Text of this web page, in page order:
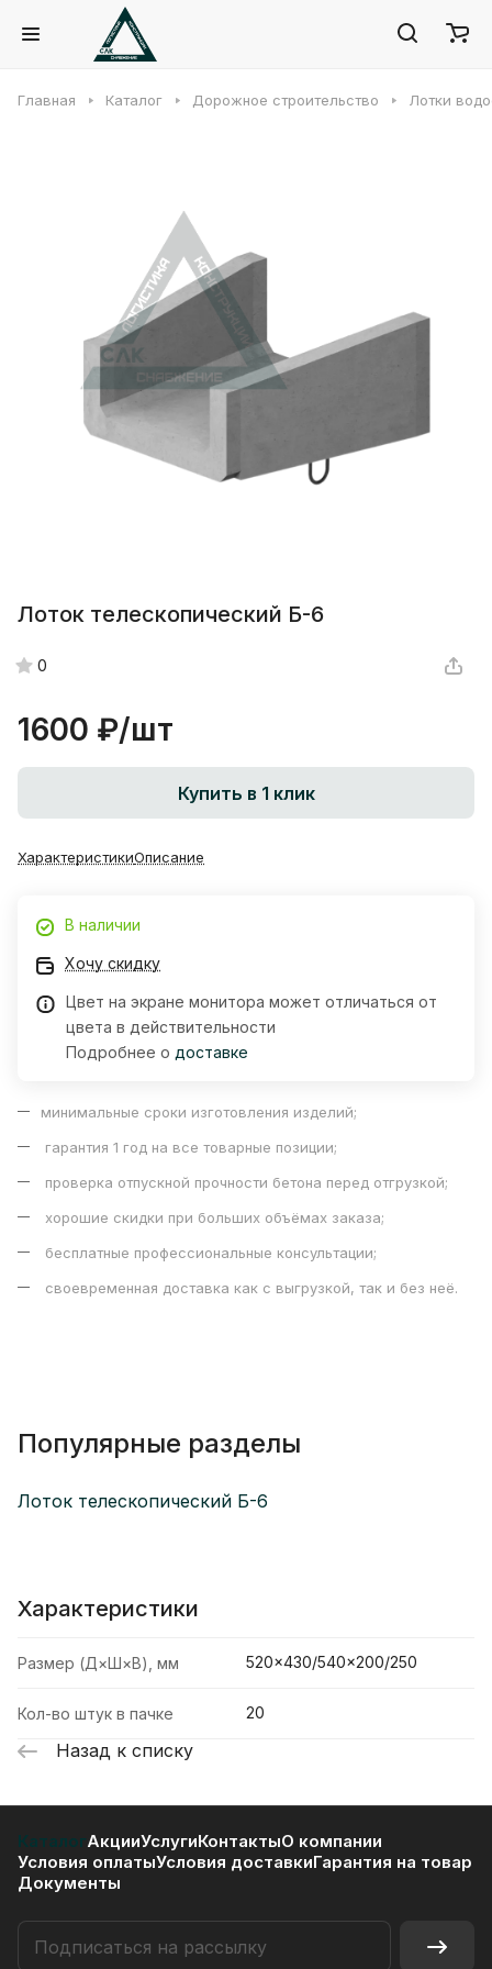
Главная Каталог Дорожное строительство Лотки
Лоток телескопический Б-6
0
1600 ₽/шт
Купить в 1 клик
ХарактеристикиОписание
В наличии
Хочу скидку
Цвет на экране монитора может отличаться от
цвета в действительности
Подробнее о доставке
минимальные сроки изготовления изделий;
гарантия 1 год на все товарные позиции;
проверка отпускной прочности бетона перед отгрузкой;
хорошие скидки при больших объёмах заказа;
бесплатные профессиональные консультации;
своевременная доставка как с выгрузкой, так и без неё.
Популярные разделы
Лоток телескопический Б-6
Характеристики
Размер (Д×Ш×В), мм 520×430/540×200/250
Кол-во штук в пачке 20
Назад к списку
КаталогАкцииУслугиКонтактыО компании
Условия оплатыУсловия доставкиГарантия на товар
Документы